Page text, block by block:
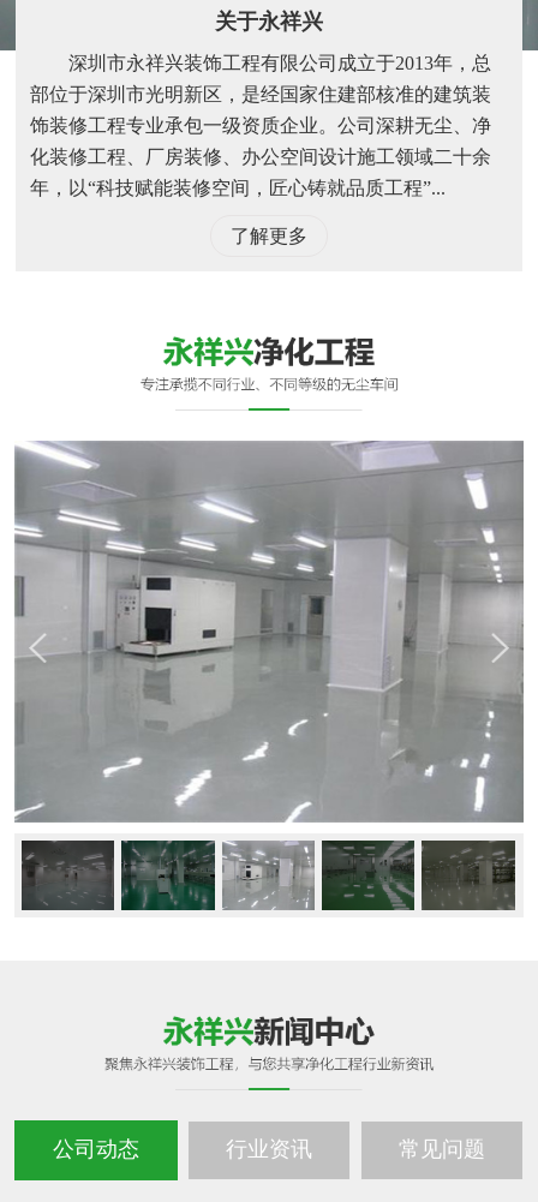
关于永祥兴
深圳市永祥兴装饰工程有限公司成立于2013年，总
部位于深圳市光明新区，是经国家住建部核准的建筑装
饰装修工程专业承包一级资质企业。公司深耕无尘、净
化装修工程、厂房装修、办公空间设计施工领域二十余
年，以“科技赋能装修空间，匠心铸就品质工程”...
了解更多
公司动态 行业资讯 常见问题